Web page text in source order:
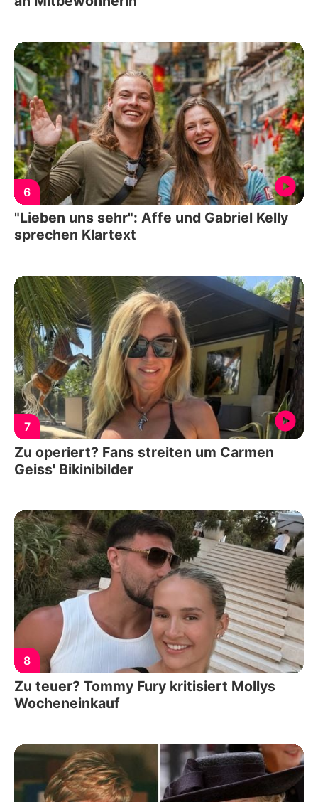
6
"Lieben uns sehr": Affe und Gabriel Kelly
sprechen Klartext
7
Zu operiert? Fans streiten um Carmen
Geiss' Bikinibilder
8
Zu teuer? Tommy Fury kritisiert Mollys
Wocheneinkauf